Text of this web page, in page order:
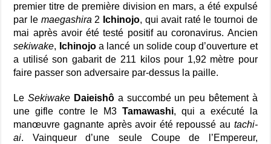
premier titre de première division en mars, a été expulsé
par le maegashira 2 Ichinojo, qui avait raté le tournoi de
mai après avoir été testé positif au coronavirus. Ancien
sekiwake, Ichinojoa lancé un solide coup d’ouverture et
a utilisé son gabarit de 211 kilos pour 1,92 mètre pour
faire passer son adversaire par-dessus la paille.
LeSekiwake Daieishôa succombé un peu bêtement à
une gifle contre le M3 Tamawashi, qui a exécuté la
manœuvre gagnante après avoir été repoussé au tachi-
ai. Vainqueur d’une seule Coupe de l’Empereur,